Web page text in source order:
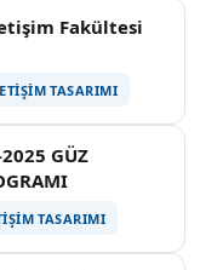
Fakültesi
TASARIMI
GÜZ
TASARIMI